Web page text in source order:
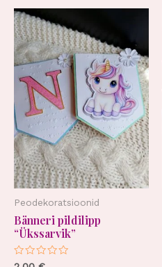
Peodekoratsioonid
Bänneri pildilipp
“Ükssarvik”
Hinnanguga